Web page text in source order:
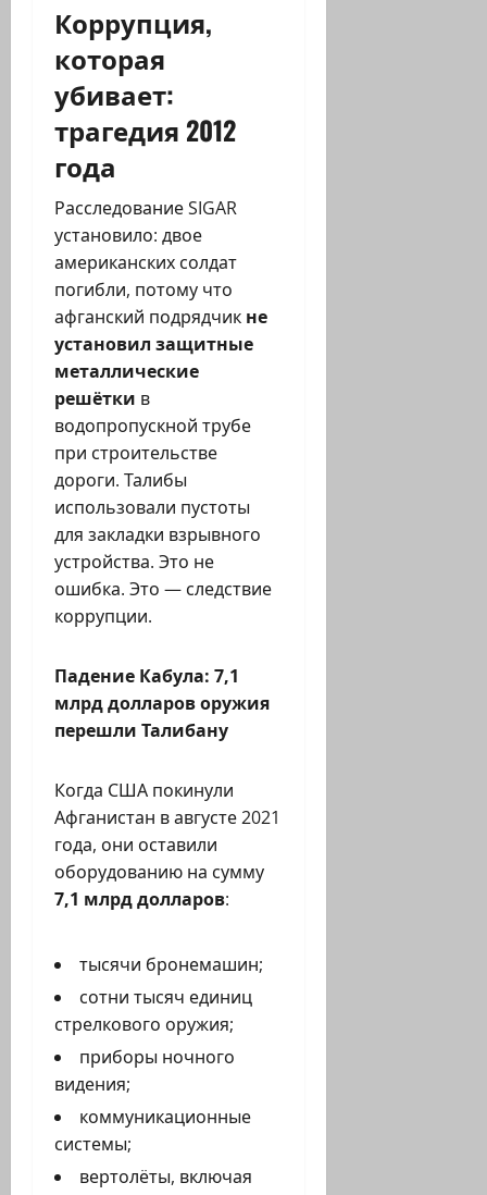
Коррупция,
которая
убивает:
трагедия 2012
года
Расследование SIGAR
установило: двое
американских солдат
погибли, потому что
афганский подрядчик не
установил защитные
металлические
решётки в
водопропускной трубе
при строительстве
дороги. Талибы
использовали пустоты
для закладки взрывного
устройства. Это не
ошибка. Это — следствие
коррупции.
Падение Кабула: 7,1
млрд долларов оружия
перешли Талибану
Когда США покинули
Афганистан в августе 2021
года, они оставили
оборудованию на сумму
7,1 млрд долларов:
тысячи бронемашин;
сотни тысяч единиц
стрелкового оружия;
приборы ночного
видения;
коммуникационные
системы;
вертолёты, включая